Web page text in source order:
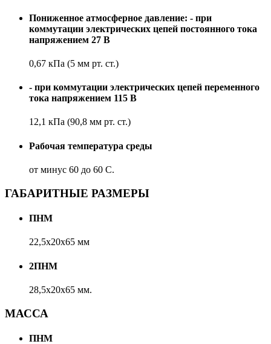
Пониженное атмосферное давление: - при
коммутации электрических цепей постоянного тока
напряжением 27 В
0,67 кПа (5 мм рт. ст.)
- при коммутации электрических цепей переменного
тока напряжением 115 В
12,1 кПа (90,8 мм рт. ст.)
Рабочая температура среды
от минус 60 до 60 С.
ГАБАРИТНЫЕ РАЗМЕРЫ
ПНМ
22,5х20х65 мм
2ПНМ
28,5х20х65 мм.
МАССА
ПНМ